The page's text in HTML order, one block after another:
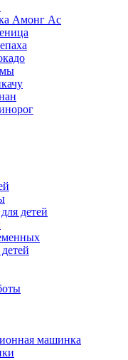
Амонг Ас
детей
машинка